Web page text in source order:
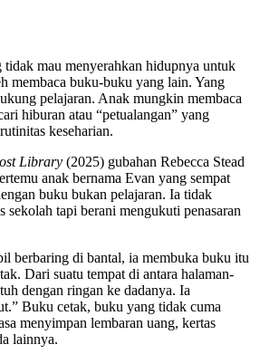
tidak mau menyerahkan hidupnya untuk
membaca buku-buku yang lain. Yang
pelajaran. Anak mungkin membaca
hiburan atau “petualangan” yang
keseharian.
Library (2025) gubahan Rebecca Stead
anak bernama Evan yang sempat
buku bukan pelajaran. Ia tidak
sekolah tapi berani mengukuti penasaran
berbaring di bantal, ia membuka buku itu
Dari suatu tempat di antara halaman-
dengan ringan ke dadanya. Ia
Buku cetak, buku yang tidak cuma
menyimpan lembaran uang, kertas
lainnya.